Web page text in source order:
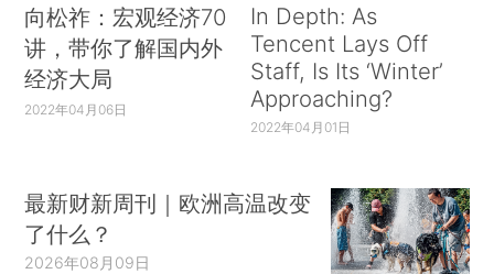
向松祚：宏观经济70
讲，带你了解国内外
经济大局
2022年04月06日
In Depth: As
Tencent Lays Off
Staff, Is Its ‘Winter’
Approaching?
2022年04月01日
最新财新周刊｜欧洲高温改变
了什么？
2026年08月09日